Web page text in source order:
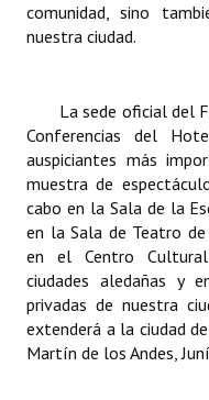
comunidad, sino
nuestra ciudad.
La sede oficial del
Conferencias del
auspiciantes más
muestra de
cabo en la Sala de la
en la Sala de Teatro
en el Centro Cultural
ciudades aledañas y
privadas de nuestra
extenderá a la ciudad
Martín de los Andes,